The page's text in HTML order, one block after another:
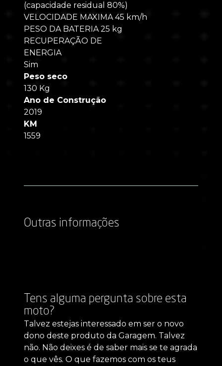
(capacidade residual 80%)
VELOCIDADE MAXIMA 45 km/h
PESO DA BATERIA 25 kg
RECUPERAÇÃO DE
ENERGIA
Sim
Peso seco
130 Kg
Ano de Construção
2019
KM
1559
Outras informações
Tens alguma pergunta sobre esta
moto?
Talvez estejas interessado em ser o novo
dono deste produto da Garagem. Talvez
não. Não deixes é de saber mais se te agrada
o que vês. O que fazemos com os teus